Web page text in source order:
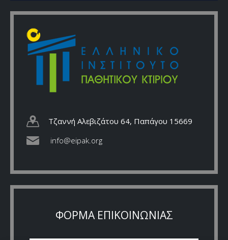
Τζαννή Αλεβιζάτου 64, Παπάγου 15669
info@eipak.org
ΦΟΡΜΑ ΕΠΙΚΟΙΝΩΝΙΑΣ